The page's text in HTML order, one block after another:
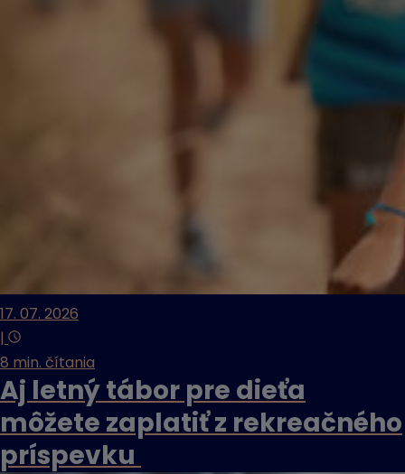
17. 07. 2026
|
8 min. čítania
Aj letný tábor pre dieťa
môžete zaplatiť z rekreačného
príspevku